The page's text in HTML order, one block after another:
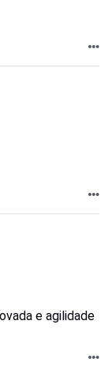
e agilidade